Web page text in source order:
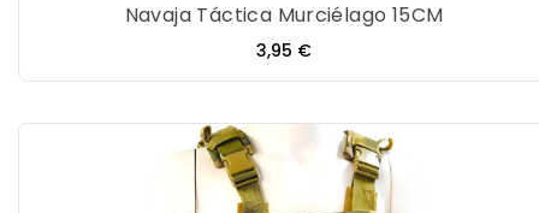
Navaja Táctica Murciélago 15CM
Precio
3,95 €